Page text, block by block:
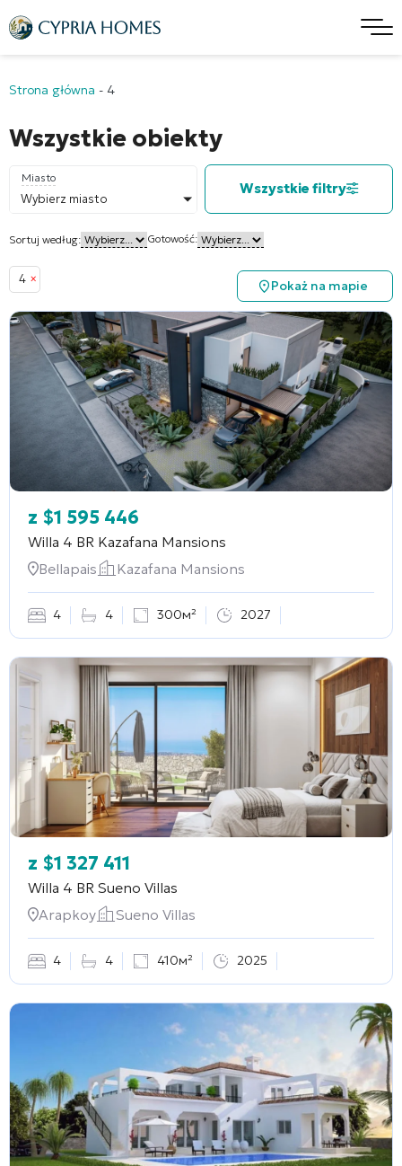
Strona główna - 4
Wszystkie obiekty
Miasto
Wybierz miasto
Wszystkie filtry
Sortuj według: Gotowość:
4 × Pokaż na mapie
z $1 595 446
Willa 4 BR Kazafana Mansions
Bellapais
Kazafana Mansions
4 4 300м² 2027
z $1 327 411
Willa 4 BR Sueno Villas
Arapkoy
Sueno Villas
4 4 410м² 2025